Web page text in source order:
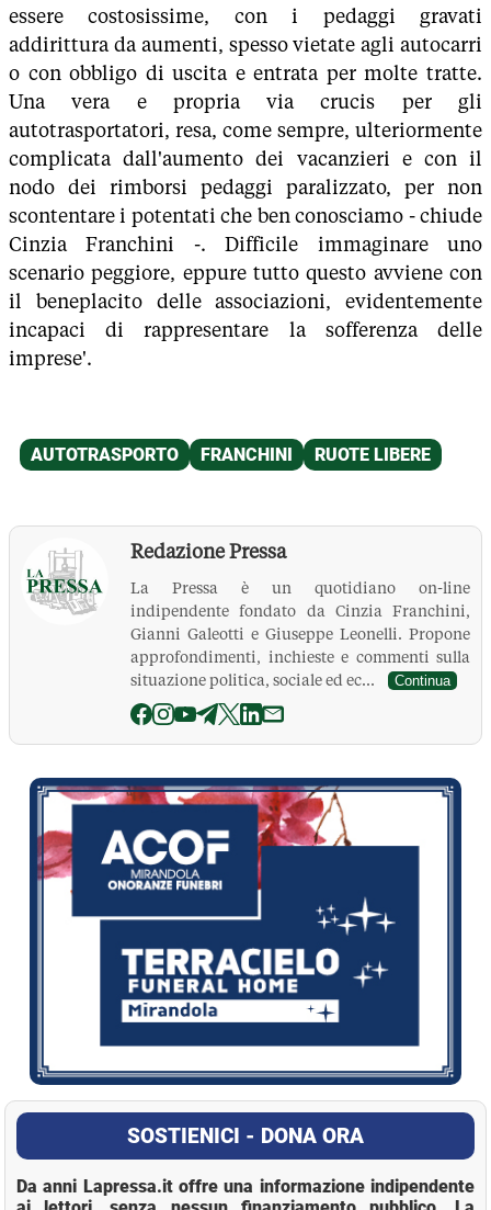
essere costosissime, con i pedaggi gravati
addirittura da aumenti, spesso vietate agli autocarri
o con obbligo di uscita e entrata per molte tratte.
Una vera e propria via crucis per gli
autotrasportatori, resa, come sempre, ulteriormente
complicata dall'aumento dei vacanzieri e con il
nodo dei rimborsi pedaggi paralizzato, per non
scontentare i potentati che ben conosciamo - chiude
Cinzia Franchini -. Difficile immaginare uno
scenario peggiore, eppure tutto questo avviene con
il beneplacito delle associazioni, evidentemente
incapaci di rappresentare la sofferenza delle
imprese'.
Redazione Pressa
La Pressa è un quotidiano on-line
indipendente fondato da Cinzia Franchini,
Gianni Galeotti e Giuseppe Leonelli. Propone
approfondimenti, inchieste e commenti sulla
situazione politica, sociale ed ec...
Continua
La Pressa
SOSTIENICI - DONA ORA
Da anni Lapressa.it offre una informazione indipendente